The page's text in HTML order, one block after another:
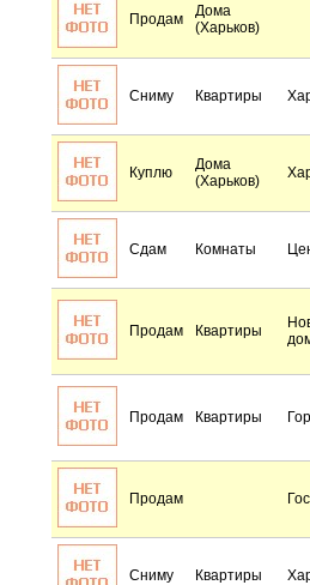
Продам
Дома
(Харьков)
Сниму Квартиры
Куплю
Дома
(Харьков)
Сдам Комнаты
Продам Квартиры
Продам Квартиры
Продам
Сниму Квартиры